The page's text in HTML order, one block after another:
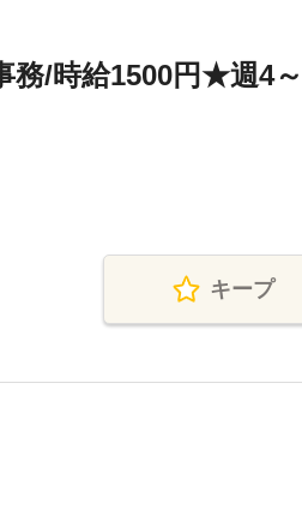
務/時給1500円★週4
キープ